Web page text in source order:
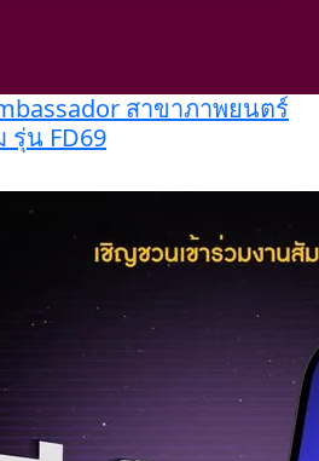
สาขาภาพยนตร์
น FD69